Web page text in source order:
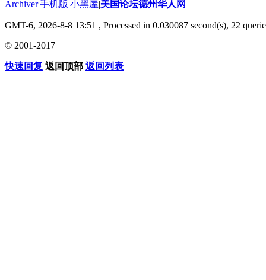
Archiver|手机版|小黑屋|美国论坛德州华人网
GMT-6, 2026-8-8 13:51 , Processed in 0.030087 second(s), 22
© 2001-2017
快速回复 返回顶部 返回列表